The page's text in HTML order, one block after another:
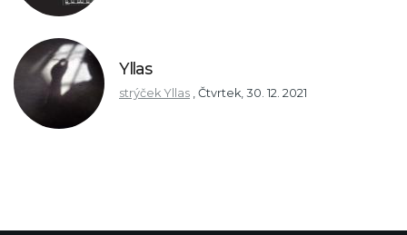
Yllas
strýček Yllas , Čtvrtek, 30. 12. 2021